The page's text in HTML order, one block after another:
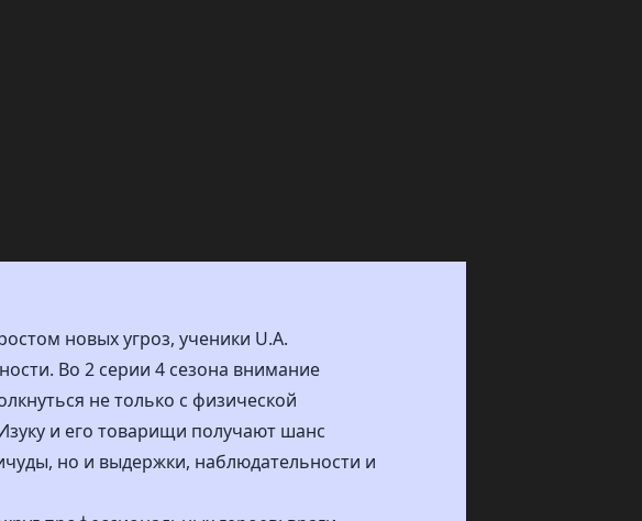
новых угроз, ученики U.A.
Во 2 серии 4 сезона внимание
не только с физической
и его товарищи получают шанс
но и выдержки, наблюдательности и